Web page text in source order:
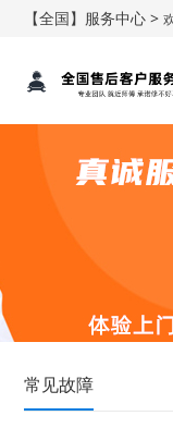
【全国】服务中心 >
常见故障